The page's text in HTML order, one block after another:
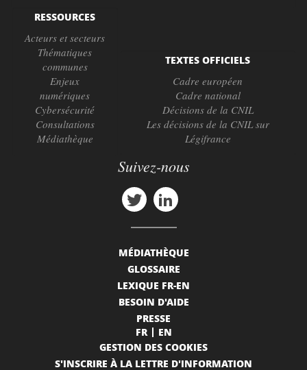
RESSOURCES
Acteurs et secteurs
Thématiques
communes
Enjeux
numériques
Cybersécurité
Consultations
Médiathèque
TEXTES OFFICIELS
Cadre européen
Cadre national
Décisions de la CNIL
Les décisions de la CNIL sur
Légifrance
Suivez-nous
MÉDIATHÈQUE
GLOSSAIRE
LEXIQUE FR-EN
BESOIN D'AIDE
PRESSE
FR
EN
GESTION DES COOKIES
S'INSCRIRE À LA LETTRE D'INFORMATION